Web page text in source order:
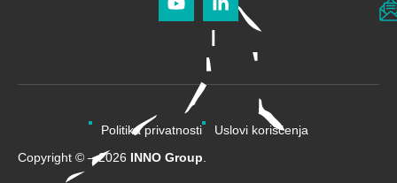
Copyright © – 2026 INNO Group.
Politika privatnosti Uslovi korišćenja